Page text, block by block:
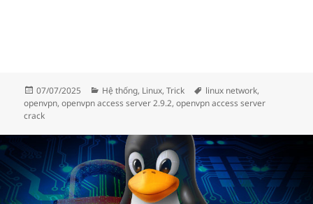
Đăng
vào
ngày
07/07/2025
Danh
mục
Hệ thống, Linux,Trick Thẻ
linux network,
openvpn,openvpn access server 2.9.2,openvpn access server
crack